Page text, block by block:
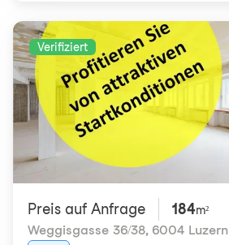
Verifiziert
Preis auf Anfrage 184m²
Weggisgasse 36/38, 6004 Luzern